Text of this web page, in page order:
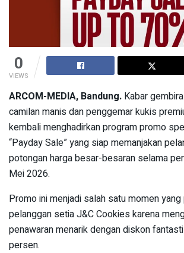
0
VIEWS
ARCOM-MEDIA, Bandung. Kabar
camilan manis dan penggemar kukis
kembali menghadirkan program promo
“Payday Sale” yang siap memanjakan
potongan harga besar-besaran selama
Mei 2026.
Promo ini menjadi salah satu momen
pelanggan setia J&C Cookies karena
penawaran menarik dengan diskon
persen.